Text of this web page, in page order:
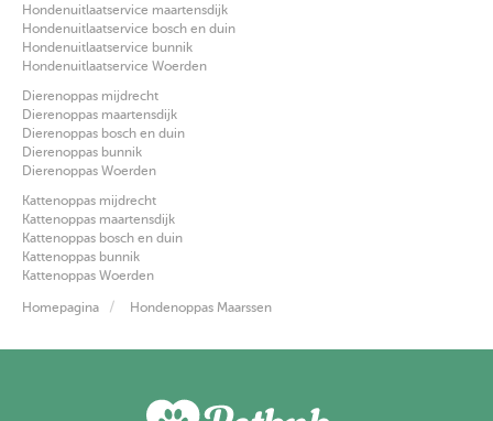
Hondenuitlaatservice maartensdijk
Hondenuitlaatservice bosch en duin
Hondenuitlaatservice bunnik
Hondenuitlaatservice Woerden
Dierenoppas mijdrecht
Dierenoppas maartensdijk
Dierenoppas bosch en duin
Dierenoppas bunnik
Dierenoppas Woerden
Kattenoppas mijdrecht
Kattenoppas maartensdijk
Kattenoppas bosch en duin
Kattenoppas bunnik
Kattenoppas Woerden
Homepagina Hondenoppas Maarssen